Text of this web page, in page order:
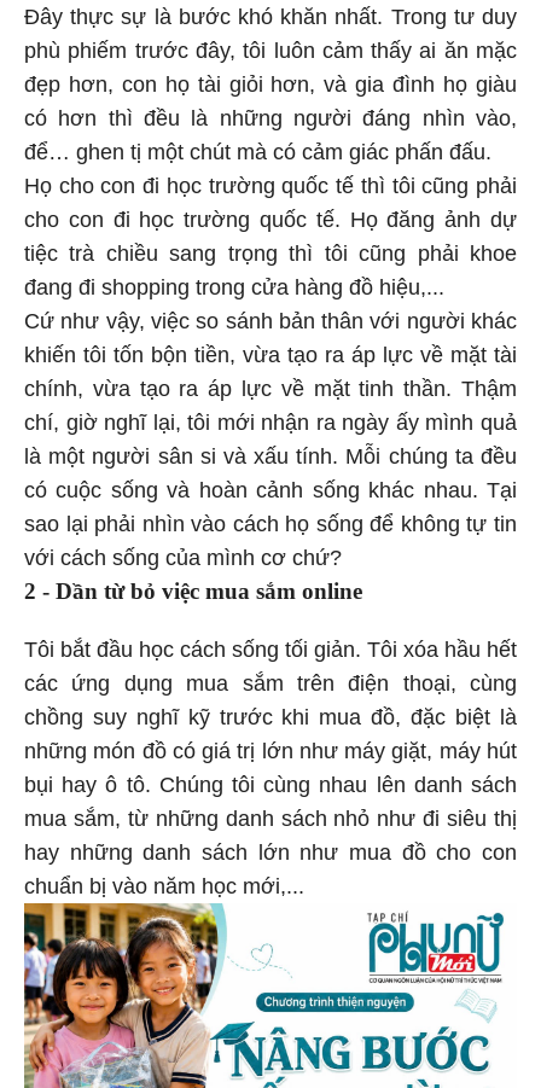
Đây thực sự là bước khó khăn nhất. Trong tư duy
phù phiếm trước đây, tôi luôn cảm thấy ai ăn mặc
đẹp hơn, con họ tài giỏi hơn, và gia đình họ giàu
có hơn thì đều là những người đáng nhìn vào,
để… ghen tị một chút mà có cảm giác phấn đấu.
Họ cho con đi học trường quốc tế thì tôi cũng phải
cho con đi học trường quốc tế. Họ đăng ảnh dự
tiệc trà chiều sang trọng thì tôi cũng phải khoe
đang đi shopping trong cửa hàng đồ hiệu,...
Cứ như vậy, việc so sánh bản thân với người khác
khiến tôi tốn bộn tiền, vừa tạo ra áp lực về mặt tài
chính, vừa tạo ra áp lực về mặt tinh thần. Thậm
chí, giờ nghĩ lại, tôi mới nhận ra ngày ấy mình quả
là một người sân si và xấu tính. Mỗi chúng ta đều
có cuộc sống và hoàn cảnh sống khác nhau. Tại
sao lại phải nhìn vào cách họ sống để không tự tin
với cách sống của mình cơ chứ?
2 - Dần từ bỏ việc mua sắm online
Tôi bắt đầu học cách sống tối giản. Tôi xóa hầu hết
các ứng dụng mua sắm trên điện thoại, cùng
chồng suy nghĩ kỹ trước khi mua đồ, đặc biệt là
những món đồ có giá trị lớn như máy giặt, máy hút
bụi hay ô tô. Chúng tôi cùng nhau lên danh sách
mua sắm, từ những danh sách nhỏ như đi siêu thị
hay những danh sách lớn như mua đồ cho con
chuẩn bị vào năm học mới,...